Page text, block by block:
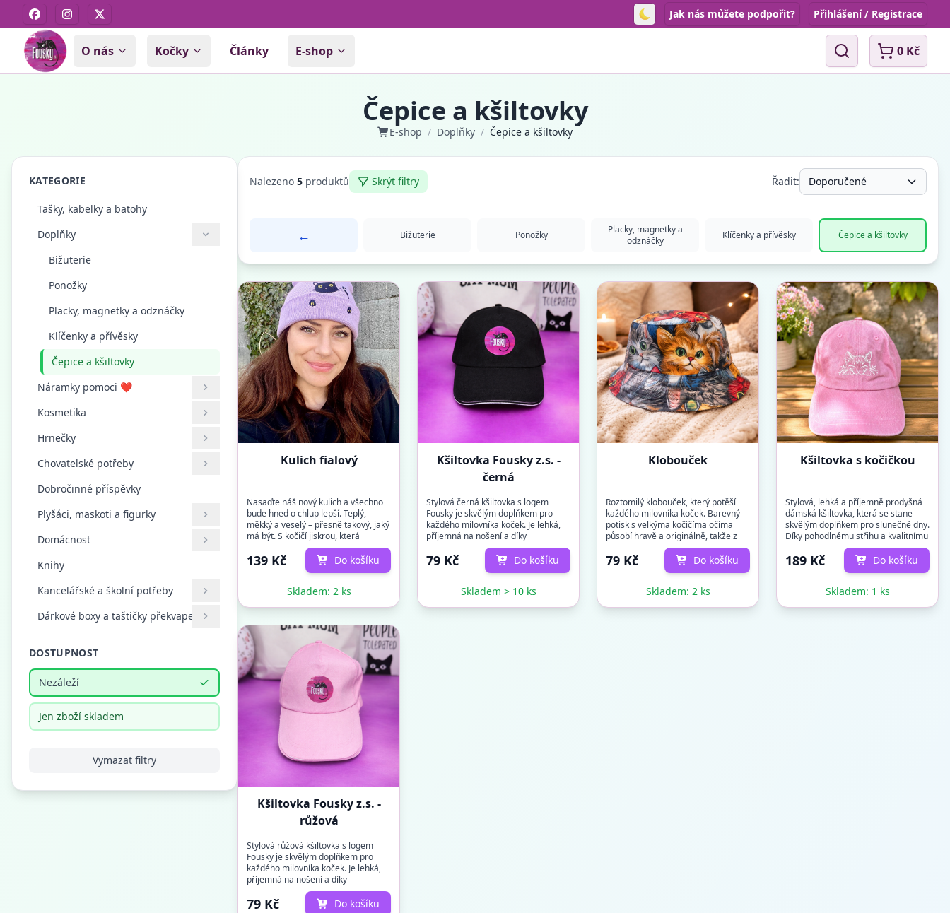
FacebookInstagram
X Toggle theme
Jak nás můžete podpořit? Přihlášení / Registrace
O nás Kočky Články E-shop Vyhledávání0 Kč
Čepice a kšiltovky
E-shop / Doplňky / Čepice a kšiltovky
KATEGORIE
Tašky, kabelky a batohy
Doplňky
Bižuterie
Ponožky
Placky, magnetky a odznáčky
Klíčenky a přívěsky
Čepice a kšiltovky
Náramky pomoci ❤
Kosmetika
Hrnečky
Chovatelské potřeby
Dobročinné příspěvky
Plyšáci, maskoti a figurky
Domácnost
Knihy
Kancelářské a školní potřeby
Dárkové boxy a taštičky překvapení
DOSTUPNOST
Nezáleží
Jen zboží skladem
Vymazat filtry
Nalezeno 5 produktů Skrýt filtry Řadit: Doporučené
← Bižuterie Ponožky
Placky, magnetky a
odznáčky
Klíčenky a přívěsky Čepice a kšiltovky
Kulich fialový
Nasaďte náš nový kulich a všechno
bude hned o chlup lepší. Teplý,
měkký a veselý – přesně takový, jaký
má být. S kočičí jiskrou, která
139 Kč Do košíku
Skladem: 2 ks
Kšiltovka Fousky z.s. -
černá
Stylová černá kšiltovka s logem
Fousky je skvělým doplňkem pro
každého milovníka koček. Je lehká,
příjemná na nošení a díky
prodyšnému materiálu se...
79 Kč Do košíku
Skladem > 10 ks
Klobouček
Roztomilý klobouček, který potěší
každého milovníka koček. Barevný
potisk s velkýma kočičíma očima
působí hravě a originálně, takže z
79 Kč Do košíku
Skladem: 2 ks
Kšiltovka s kočičkou
Stylová, lehká a příjemně prodyšná
dámská kšiltovka, která se stane
skvělým doplňkem pro slunečné dny.
Díky pohodlnému střihu a kvalitnímu
189 Kč Do košíku
Skladem: 1 ks
Kšiltovka Fousky z.s. -
růžová
Stylová růžová kšiltovka s logem
Fousky je skvělým doplňkem pro
každého milovníka koček. Je lehká,
příjemná na nošení a díky
prodyšnému materiálu s...
79 Kč Do košíku